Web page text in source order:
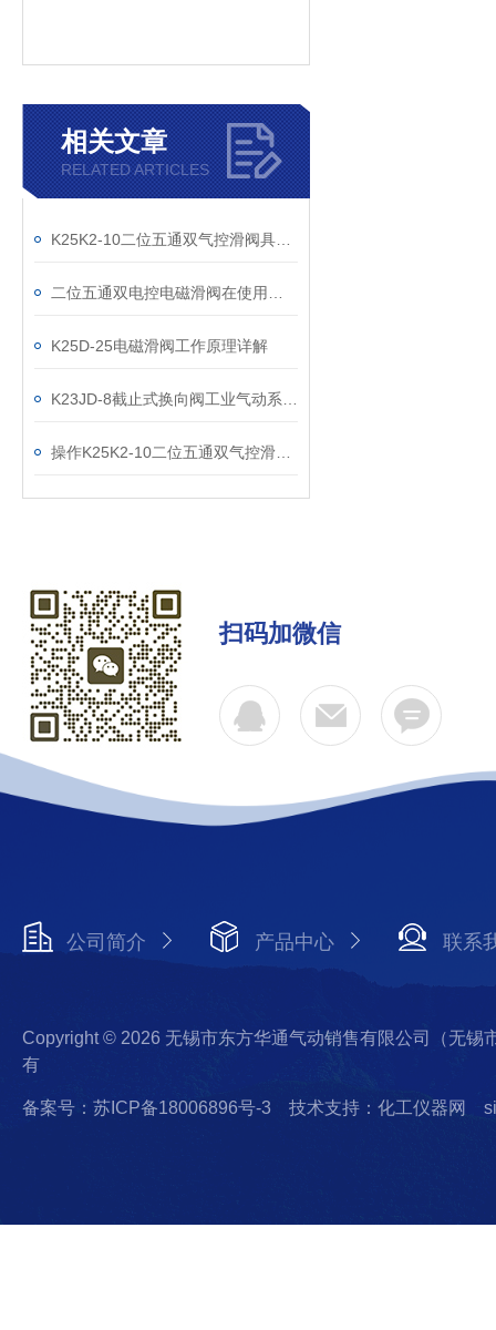
相关文章
RELATED ARTICLES
K25D-25电磁滑阀工作原理详解
扫码加微信
公司简介 产品中心 联系
Copyright © 2026 无锡市东方华通气动销售有限公司（无锡
有
备案号：苏ICP备18006896号-3 技术支持：化工仪器网